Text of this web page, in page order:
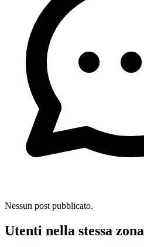
Nessun post pubblicato.
Utenti nella stessa zona